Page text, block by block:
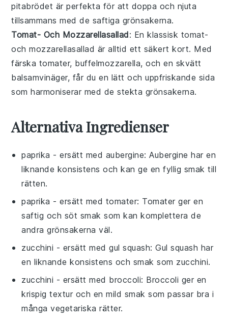
pitabrödet är perfekta för att doppa och njuta
tillsammans med de saftiga grönsakerna.
Tomat- Och Mozzarellasallad: En klassisk tomat-
och mozzarellasallad är alltid ett säkert kort. Med
färska tomater, buffelmozzarella, och en skvätt
balsamvinäger, får du en lätt och uppfriskande sida
som harmoniserar med de stekta grönsakerna.
Alternativa Ingredienser
paprika - ersätt med aubergine: Aubergine har en
liknande konsistens och kan ge en fyllig smak till
rätten.
paprika - ersätt med tomater: Tomater ger en
saftig och söt smak som kan komplettera de
andra grönsakerna väl.
zucchini - ersätt medgul squash: Gul squash har
en liknande konsistens och smak som zucchini.
zucchini - ersätt med broccoli: Broccoli ger en
krispig textur och en mild smak som passar bra i
många vegetariska rätter.